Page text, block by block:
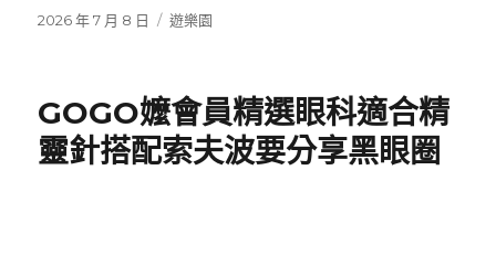
發
2026 年 7 月 8 日
分
遊樂園
GOGO嬤會員精選眼科適合精
靈針搭配索夫波要分享黑眼圈